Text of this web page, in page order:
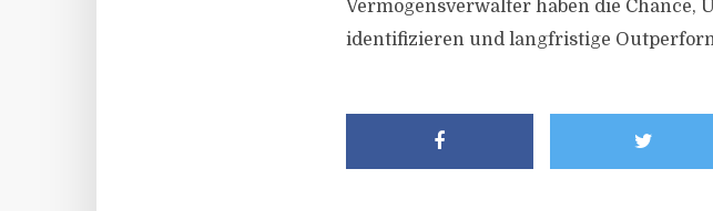
Vermögensverwalter haben die
identifizieren und langfristige